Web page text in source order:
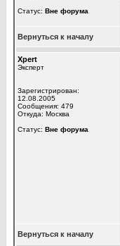
Статус: Вне форума
Вернуться к началу
Xpert
Эксперт
Зарегистрирован:
12.08.2005
Сообщения: 479
Откуда: Москва
Статус: Вне форума
Вернуться к началу